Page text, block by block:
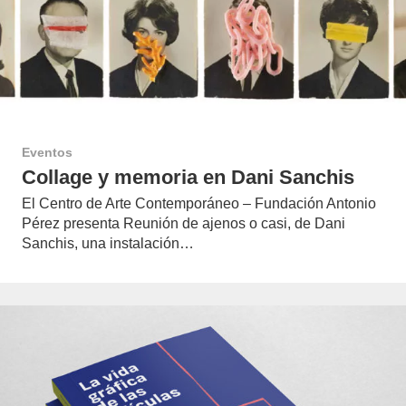
Eventos
Collage y memoria en Dani Sanchis
El Centro de Arte Contemporáneo – Fundación Antonio
Pérez presenta Reunión de ajenos o casi, de Dani
Sanchis, una instalación…